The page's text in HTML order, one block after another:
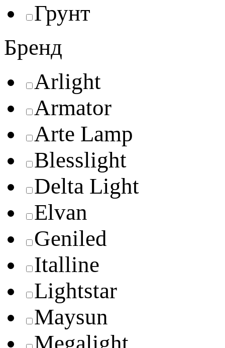
Грунт
Бренд
Arlight
Armator
Arte Lamp
Blesslight
Delta Light
Elvan
Geniled
Italline
Lightstar
Maysun
Megalight